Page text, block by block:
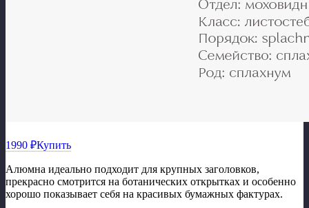
1990 ₽Купить
Алюмна идеально подходит для крупных заголовков,
прекрасно смотрится на ботанических открытках и особенно
хорошо показывает себя на красивых бумажных фактурах.